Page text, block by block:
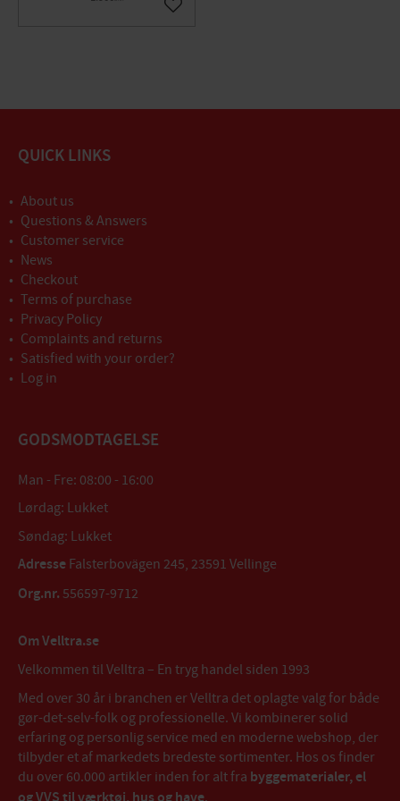
Gem som favorit
QUICK LINKS
About us
Questions & Answers
Customer service
News
Checkout
Terms of purchase
Privacy Policy
Complaints and returns
Satisfied with your order?
Log in
GODSMODTAGELSE
Man - Fre: 08:00 - 16:00
Lørdag: Lukket
Søndag: Lukket
Adresse Falsterbovägen 245, 23591 Vellinge
Org.nr. 556597-9712
Om Velltra.se
Velkommen til Velltra – En tryg handel siden 1993
Med over 30 år i branchen er Velltra det oplagte valg for både
gør-det-selv-folk og professionelle. Vi kombinerer solid
erfaring og personlig service med en moderne webshop, der
tilbyder et af markedets bredeste sortimenter. Hos os finder
du over 60.000 artikler inden for alt fra byggematerialer, el
.